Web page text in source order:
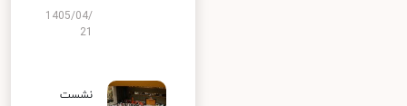
1405/04/
نشست